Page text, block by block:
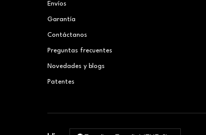
Envíos
Garantía
Contáctanos
Preguntas frecuentes
Novedades y blogs
Patentes